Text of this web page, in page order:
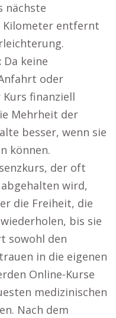
nächste
Kilometer entfernt
Da keine
oder
finanziell
Mehrheit der
besser, wenn sie
können.
der oft
wird,
die Freiheit, die
bis sie
sowohl den
in die eigenen
Online-Kurse
medizinischen
Nach dem